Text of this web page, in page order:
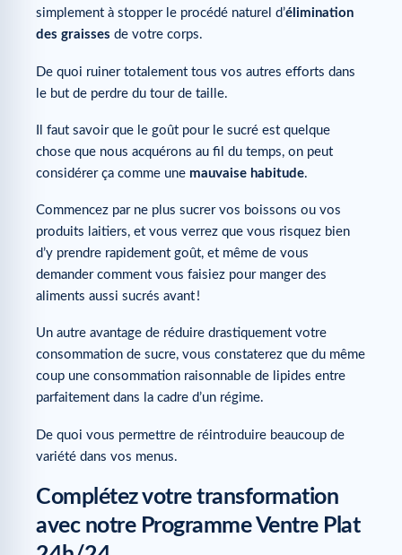
simplement à stopper le procédé naturel d’élimination
des graisses de votre corps.
De quoi ruiner totalement tous vos autres efforts dans
le but de perdre du tour de taille.
Il faut savoir que le goût pour le sucré est quelque
chose que nous acquérons au fil du temps, on peut
considérer ça comme une mauvaise habitude.
Commencez par ne plus sucrer vos boissons ou vos
produits laitiers, et vous verrez que vous risquez bien
d’y prendre rapidement goût, et même de vous
demander comment vous faisiez pour manger des
aliments aussi sucrés avant !
Un autre avantage de réduire drastiquement votre
consommation de sucre, vous constaterez que du même
coup une consommation raisonnable de lipides entre
parfaitement dans la cadre d’un régime.
De quoi vous permettre de réintroduire beaucoup de
variété dans vos menus.
Complétez votre transformation
avec notre Programme Ventre Plat